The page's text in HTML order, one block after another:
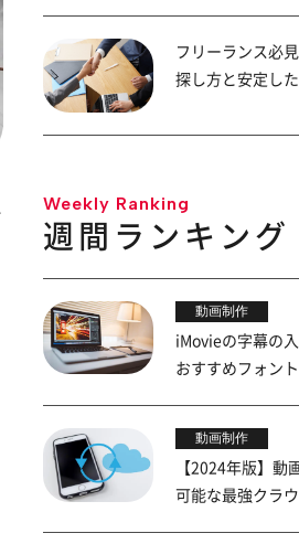
フリーランス必
探し方と安定し
Weekly Ranking
週間ランキング
動画制作
iMovieの字幕の
おすすめフォン
動画制作
【2024年版】動
可能な最強クラ